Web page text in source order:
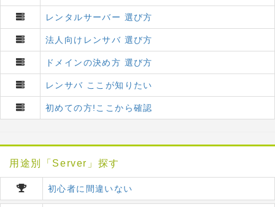
レンタルサーバー 選び方
法人向けレンサバ 選び方
ドメインの決め方 選び方
レンサバ ここが知りたい
初めての方!ここから確認
用途別「Server」探す
初心者に間違いない